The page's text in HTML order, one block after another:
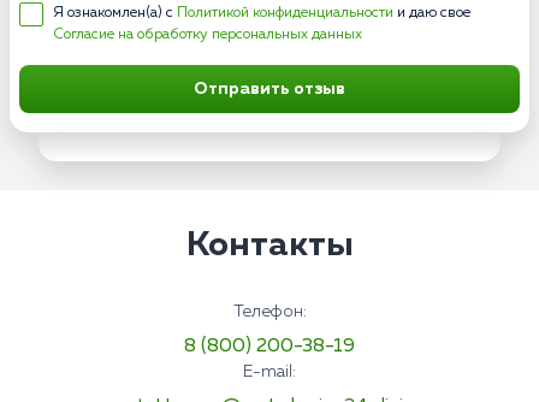
Я ознакомлен(а) с Политикой конфиденциальности и даю свое
Согласие на обработку персональных данных
Отправить отзыв
Контакты
Телефон:
8 (800) 200-38-19
E-mail: